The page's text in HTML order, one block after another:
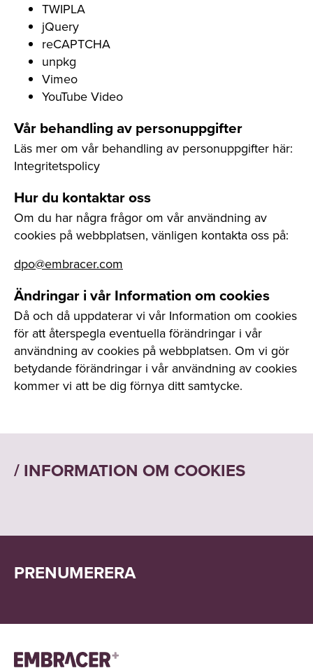
TWIPLA
jQuery
reCAPTCHA
unpkg
Vimeo
YouTube Video
Vår behandling av personuppgifter
Läs mer om vår behandling av personuppgifter här:
Integritetspolicy
Hur du kontaktar oss
Om du har några frågor om vår användning av
cookies på webbplatsen, vänligen kontakta oss på:
dpo@embracer.com
Ändringar i vår Information om cookies
Då och då uppdaterar vi vår Information om cookies
för att återspegla eventuella förändringar i vår
användning av cookies på webbplatsen. Om vi gör
betydande förändringar i vår användning av cookies
kommer vi att be dig förnya ditt samtycke.
/ INFORMATION OM COOKIES
PRENUMERERA